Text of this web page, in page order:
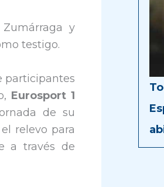
y
testigo.
participantes
Eurosport 1
de su
relevo para
a través de